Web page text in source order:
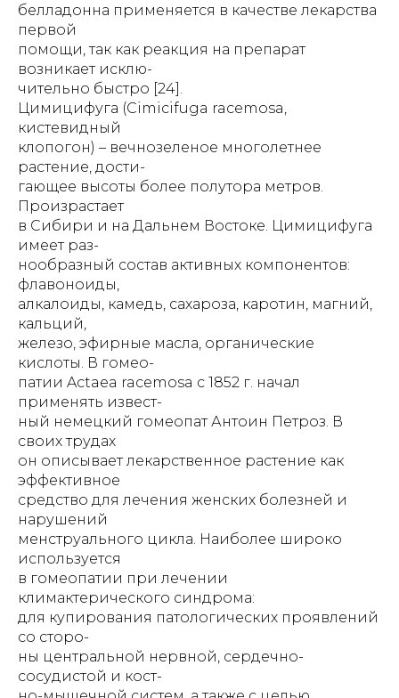
белладонна применяется в качестве лекарства
первой
помощи, так как реакция на препарат
возникает исклю-
чительно быстро [24].
Цимицифуга (Cimicifuga racemosa,
кистевидный
клопогон) – вечнозеленое многолетнее
растение, дости-
гающее высоты более полутора метров.
Произрастает
в Сибири и на Дальнем Востоке. Цимицифуга
имеет раз-
нообразный состав активных компонентов:
флавоноиды,
алкалоиды, камедь, сахароза, каротин, магний,
кальций,
железо, эфирные масла, органические
кислоты. В гомео-
патии Actaea racemosa с 1852 г. начал
применять извест-
ный немецкий гомеопат Антоин Петроз. В
своих трудах
он описывает лекарственное растение как
эффективное
средство для лечения женских болезней и
нарушений
менструального цикла. Наиболее широко
используется
в гомеопатии при лечении
климактерического синдрома:
для купирования патологических проявлений
со сторо-
ны центральной нервной, сердечно-
сосудистой и кост-